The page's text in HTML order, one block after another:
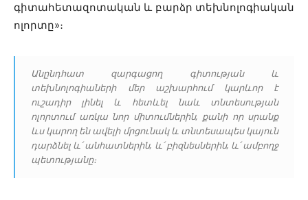
գիտահետազոտական և բարձր տեխնոլոգիական
ոլորտը»։
Անընդհատ զարգացող գիտության և
տեխնոլոգիաների մեր աշխարհում կարևոր է
ուշադիր լինել և հետևել նաև տնտեսության
ոլորտում առկա նոր միտումներին, քանի որ սրանք
ևս կարող են ավելի մրցունակ և տնտեսապես կայուն
դարձնել և՛ անհատներին, և՛ բիզնեսներին, և՛ ամբողջ
պետությանը։